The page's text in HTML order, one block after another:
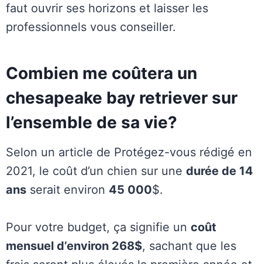
faut ouvrir ses horizons et laisser les
professionnels vous conseiller.
Combien me coûtera un
chesapeake bay retriever sur
l’ensemble de sa vie?
Selon un article de Protégez-vous rédigé en
2021, le coût d’un chien sur une durée de 14
ans serait environ 45 000$.
Pour votre budget, ça signifie un coût
mensuel d’environ 268$, sachant que les